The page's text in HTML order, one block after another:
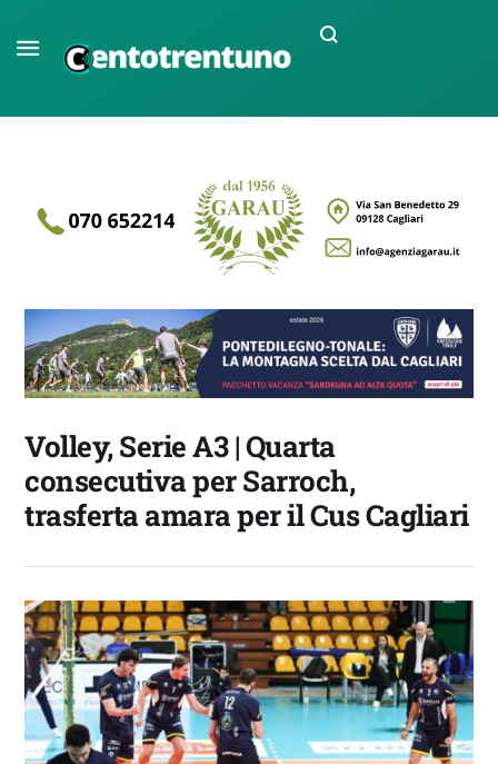
Volley, Serie A3 | Quarta
consecutiva per Sarroch,
trasferta amara per il Cus Cagliari